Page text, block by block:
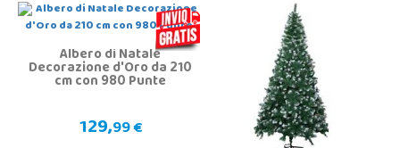
Albero di Natale
Decorazione d'Oro da 210
cm con 980 Punte
129,99 €